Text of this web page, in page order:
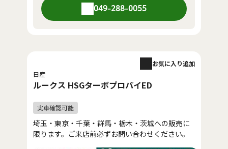
049-288-0055
日産
ルークス HSGターボプロパイED
お気に入り追加
埼玉・東京・千葉・群馬・栃木・茨城への販売に
限ります。ご来店前必ずお問い合わせください。